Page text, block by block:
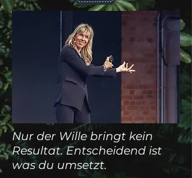
Nur der Wille bringt kein
Resultat. Entscheidend ist
was du umsetzt.